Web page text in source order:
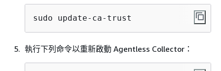
sudo update-ca-trust
執行下列命令以重新啟動 Agentless Collector：